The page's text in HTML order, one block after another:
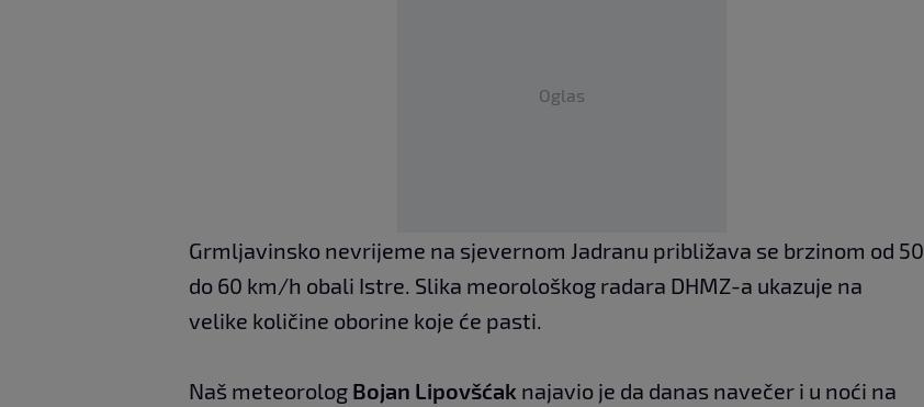
Oglas
Grmljavinsko nevrijeme na sjevernom Jadranu približava se brzinom od 50
do 60 km/h obali Istre. Slika meorološkog radara DHMZ-a ukazuje na
velike količine oborine koje će pasti.
Naš meteorolog Bojan Lipovšćak najavio je da danas navečer i u noći na